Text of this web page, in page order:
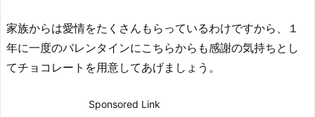
家族からは愛情をたくさんもらっているわけですから、１
年に一度のバレンタインにこちらからも感謝の気持ちとし
てチョコレートを用意してあげましょう。
Sponsored Link